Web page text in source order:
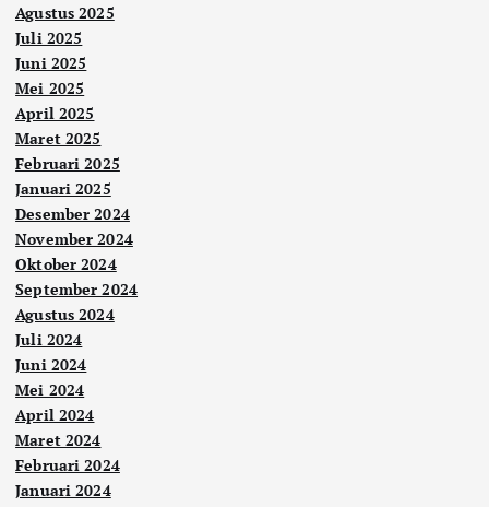
Agustus 2025
Juli 2025
Juni 2025
Mei 2025
April 2025
Maret 2025
Februari 2025
Januari 2025
Desember 2024
November 2024
Oktober 2024
September 2024
Agustus 2024
Juli 2024
Juni 2024
Mei 2024
April 2024
Maret 2024
Februari 2024
Januari 2024